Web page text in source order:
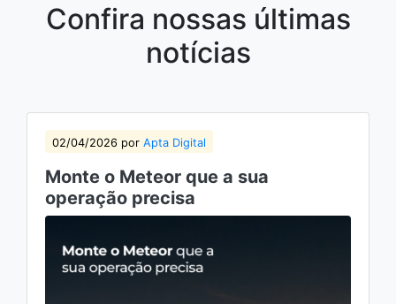
Confira nossas últimas
notícias
02/04/2026 por Apta Digital
Monte o Meteor que a sua
operação precisa